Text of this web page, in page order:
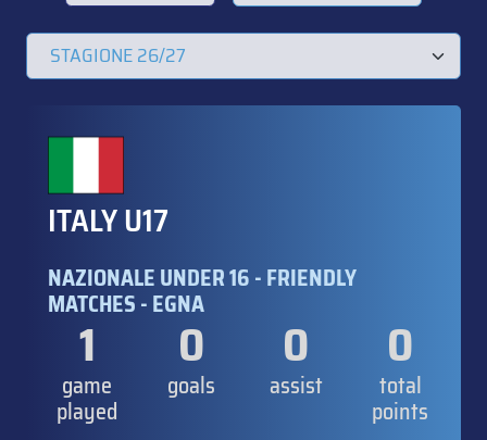
ITALY U17
NAZIONALE UNDER 16 - FRIENDLY
MATCHES - EGNA
1
game
played
0
goals
0
assist
0
total
points